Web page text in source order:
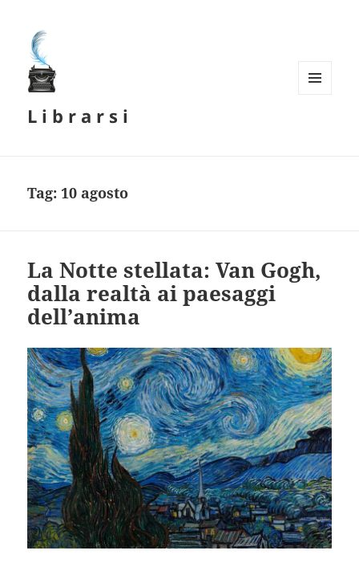
L i b r a r s i
Tag: 10 agosto
La Notte stellata: Van Gogh,
dalla realtà ai paesaggi
dell’anima